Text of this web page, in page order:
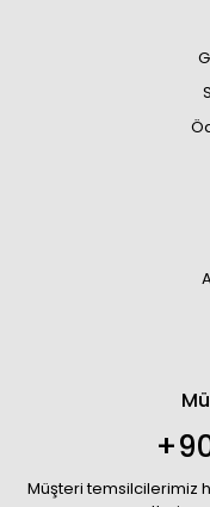
Müşteri temsilcilerimiz